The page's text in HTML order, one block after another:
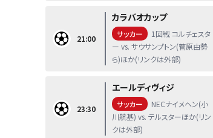
21:00
カラバオカップ
サッカー
1回戦 コルチェスタ
ー vs. サウサンプトン(菅原由勢
ら)ほか(リンクは外部)
23:30
エールディヴィジ
サッカー
NECナイメヘン(小
川航基) vs. テルスターほか(リン
クは外部)